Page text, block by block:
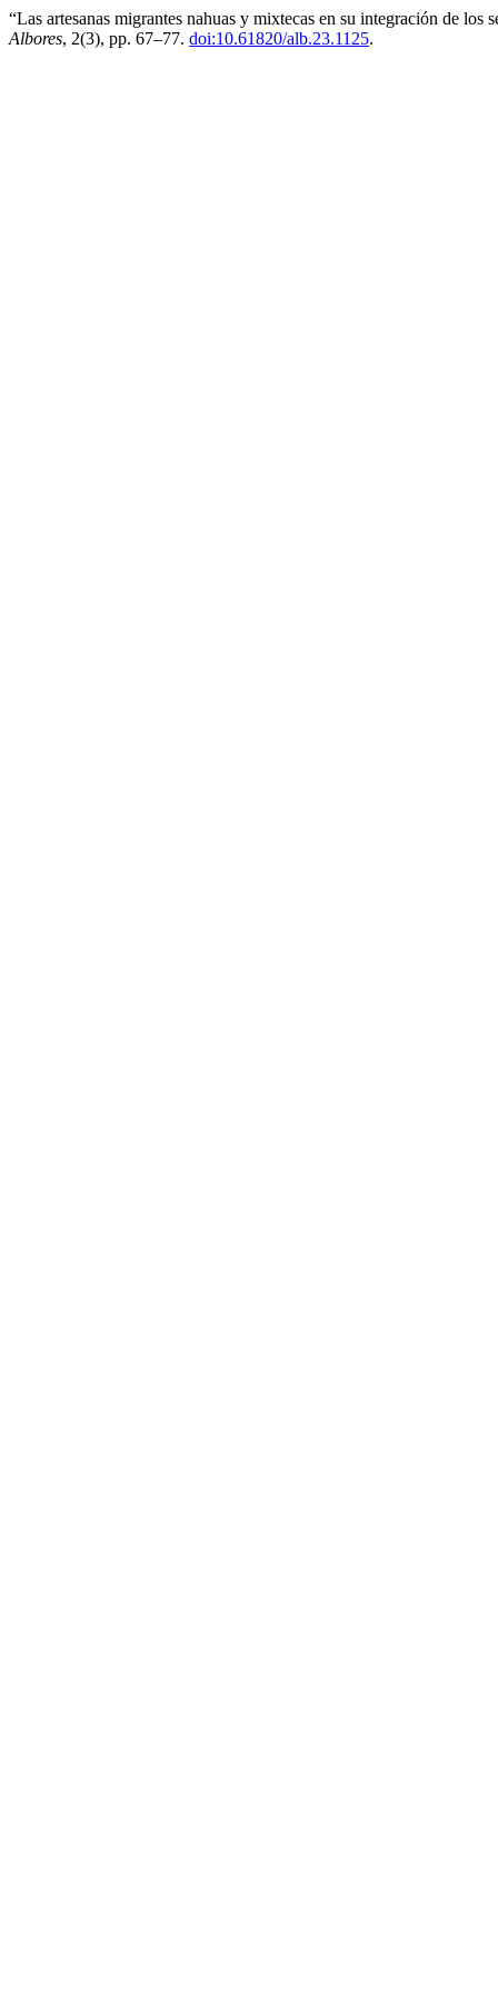
“Las artesanas migrantes nahuas y mixtecas en su integración de
Albores, 2(3), pp. 67–77. doi:10.61820/alb.23.1125.